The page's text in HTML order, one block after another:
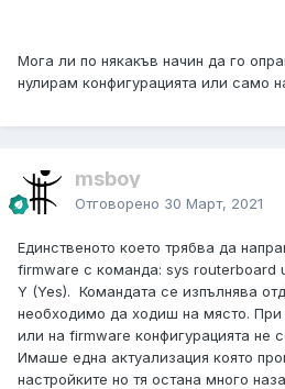
Мога ли по някакъв начин да го
нулирам конфигурацията или само
msboy
Отговорено 30 Март, 2021
Единственото което трябва да
firmware с команда: sys routerboard
Y (Yes). Командата се изпълнява
необходимо да ходиш на място. При
или на firmware конфигурацията не
Имаше една актуализация която
настройките но тя остана много